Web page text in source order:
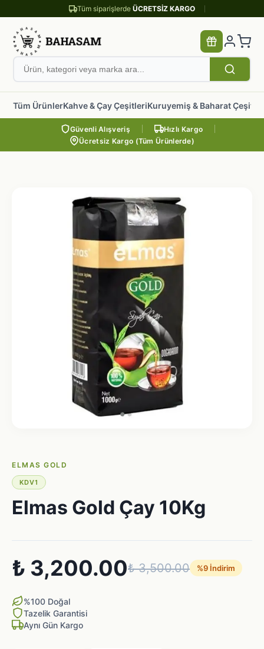
Tüm siparişlerde ÜCRETSİZ KARGO
Tüm ÜrünlerKahve & Çay ÇeşitleriKuruyemiş & Baharat
Güvenli Alışveriş
Hızlı Kargo
Ücretsiz Kargo (Tüm Ürünlerde)
ELMAS GOLD
KDV1
Elmas Gold Çay 10Kg
₺ 3,200.00₺ 3,500.00 %9 İndirim
%100 Doğal
Tazelik Garantisi
Aynı Gün Kargo